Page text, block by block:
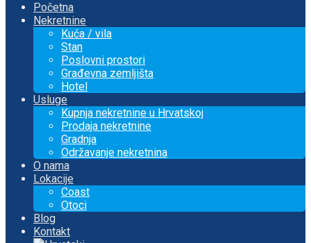
Početna
Nekretnine
Kuća / vila
Stan
Poslovni prostori
Građevna zemljišta
Hotel
Usluge
Kupnja nekretnine u Hrvatskoj
Prodaja nekretnine
Gradnja
Održavanje nekretnina
O nama
Lokacije
Coast
Otoci
Blog
Kontakt